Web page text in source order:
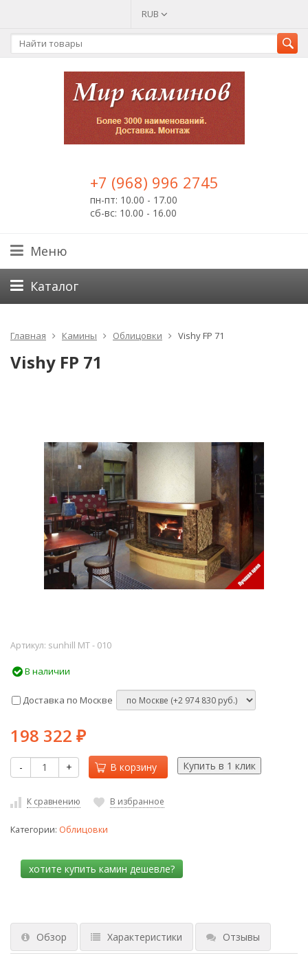
RUB
+7 (968) 996 2745
пн-пт: 10.00 - 17.00
сб-вс: 10.00 - 16.00
Меню
Каталог
Главная Камины Облицовки Vishy FP 71
Vishy FP 71
Артикул: sunhill МТ - 010
В наличии
Доставка по Москве
198 322 ₽
- + В корзину
К сравнению В избранное
Категории: Облицовки
Обзор Характеристики Отзывы